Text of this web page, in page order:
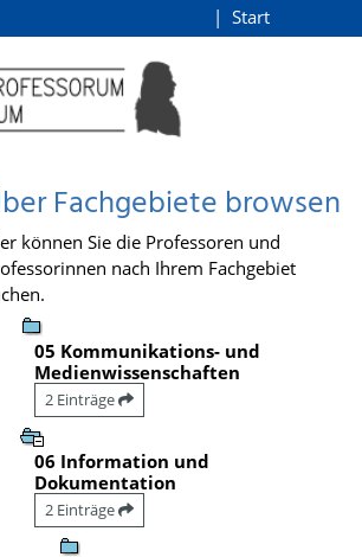
Start
Fachgebiete browsen
können Sie die Professoren und
nach Ihrem Fachgebiet
05 Kommunikations- und
Medienwissenschaften
2 Einträge
06 Information und
Dokumentation
2 Einträge